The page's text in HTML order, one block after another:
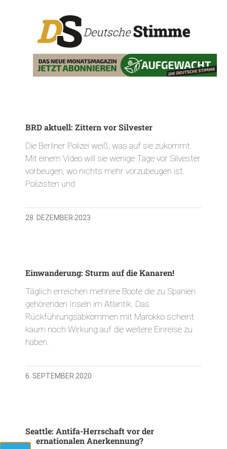
BRD aktuell: Zittern vor Silvester
Die Berliner Polizei weiß, was auf sie zukommt.
Mit einem Video will sie wenige Tage vor Silvester
vorbeugen, wo nichts mehr vorzubeugen ist.
Polizisten und
28. DEZEMBER 2023
Einwanderung: Sturm auf die Kanaren!
Täglich erreichen mehrere Boote die zu Spanien
gehörenden Inseln im Atlantik. Das
Rückführungsabkommen mit Marokko scheint
kaum noch Wirkung auf die weitere Einreise zu
haben.
6. SEPTEMBER 2020
Seattle: Antifa-Herrschaft vor der
internationalen Anerkennung?